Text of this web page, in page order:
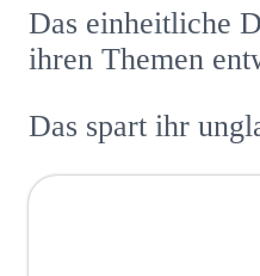
Das einheitliche
ihren Themen
Das spart ihr